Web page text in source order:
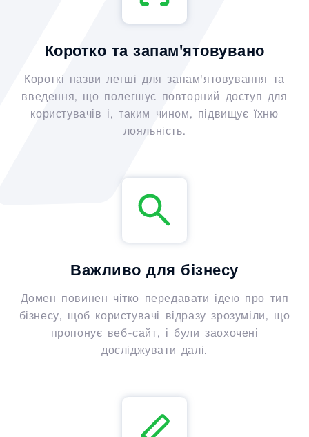
Коротко та запам'ятовувано
Короткі назви легші для запам'ятовування та
введення, що полегшує повторний доступ для
користувачів і, таким чином, підвищує їхню
лояльність.
Важливо для бізнесу
Домен повинен чітко передавати ідею про тип
бізнесу, щоб користувачі відразу зрозуміли, що
пропонує веб-сайт, і були заохочені
досліджувати далі.